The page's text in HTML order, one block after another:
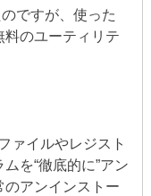
ですが、使った
料のユーティリテ
ァイルやレジスト
を“徹底的に”アン
のアンインストー